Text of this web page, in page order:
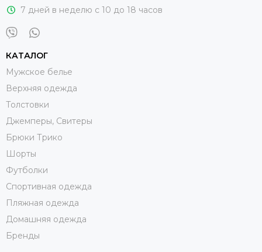
7 дней в неделю с 10 до 18 часов
КАТАЛОГ
Мужское белье
Верхняя одежда
Толстовки
Джемперы, Свитеры
Брюки Трико
Шорты
Футболки
Спортивная одежда
Пляжная одежда
Домашняя одежда
Бренды